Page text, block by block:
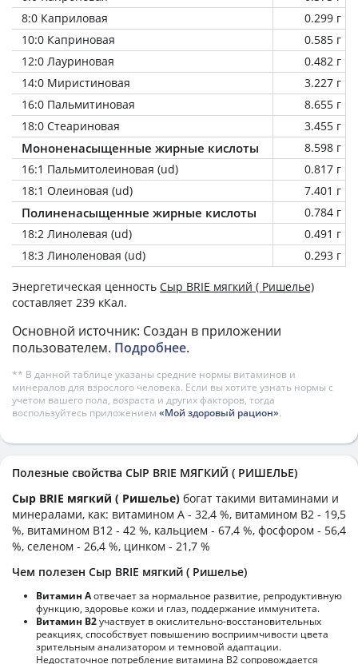
8:0 Каприловая
0.299 г
10:0 Каприновая
0.585 г
12:0 Лауриновая
0.482 г
14:0 Миристиновая
3.227 г
16:0 Пальмитиновая
8.655 г
18:0 Стеариновая
3.455 г
Мононенасыщенные жирные кислоты
8.598 г
16:1 Пальмитолеиновая (ud)
0.817 г
18:1 Олеиновая (ud)
7.401 г
Полиненасыщенные жирные кислоты
0.784 г
18:2 Линолевая (ud)
0.491 г
18:3 Линоленовая (ud)
0.293 г
Энергетическая ценность Сыр BRIE мягкий ( Ришелье)
составляет 239 кКал.
Основной источник: Создан в приложении
пользователем. Подробнее.
** В данной таблице указаны средние нормы витаминов и
минералов для взрослого человека. Если вы хотите узнать нормы с
учетом вашего пола, возраста и других факторов, тогда
воспользуйтесь приложением «Мой здоровый рацион».
Полезные свойства СЫР BRIE МЯГКИЙ ( РИШЕЛЬЕ)
Сыр BRIE мягкий ( Ришелье) богат такими витаминами и
минералами, как: витамином А - 32,4 %, витамином B2 - 19,5
%, витамином B12 - 42 %, кальцием - 67,4 %, фосфором - 56,4
%, селеном - 26,4 %, цинком - 21,7 %
Чем полезен Сыр BRIE мягкий ( Ришелье)
Витамин Аотвечает за нормальное развитие, репродуктивную
функцию, здоровье кожи и глаз, поддержание иммунитета.
Витамин В2участвует в окислительно-восстановительных
реакциях, способствует повышению восприимчивости цвета
зрительным анализатором и темновой адаптации.
Недостаточное потребление витамина В2 сопровождается